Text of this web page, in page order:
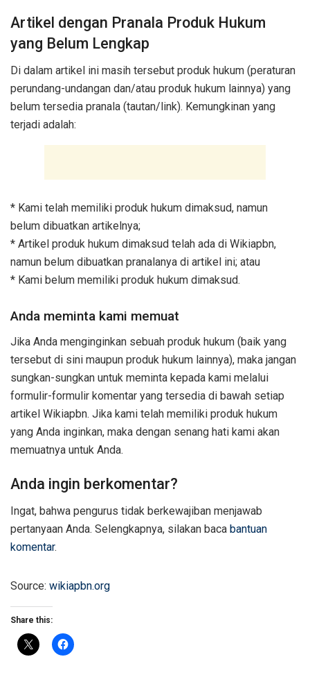
Artikel dengan Pranala Produk Hukum
yang Belum Lengkap
Di dalam artikel ini masih tersebut produk hukum (peraturan
perundang-undangan dan/atau produk hukum lainnya) yang
belum tersedia pranala (tautan/link). Kemungkinan yang
terjadi adalah:
* Kami telah memiliki produk hukum dimaksud, namun
belum dibuatkan artikelnya;
* Artikel produk hukum dimaksud telah ada di Wikiapbn,
namun belum dibuatkan pranalanya di artikel ini; atau
* Kami belum memiliki produk hukum dimaksud.
Anda meminta kami memuat
Jika Anda menginginkan sebuah produk hukum (baik yang
tersebut di sini maupun produk hukum lainnya), maka jangan
sungkan-sungkan untuk meminta kepada kami melalui
formulir-formulir komentar yang tersedia di bawah setiap
artikel Wikiapbn. Jika kami telah memiliki produk hukum
yang Anda inginkan, maka dengan senang hati kami akan
memuatnya untuk Anda.
Anda ingin berkomentar?
Ingat, bahwa pengurus tidak berkewajiban menjawab
pertanyaan Anda. Selengkapnya, silakan baca bantuan
komentar.
Source: wikiapbn.org
Share this: